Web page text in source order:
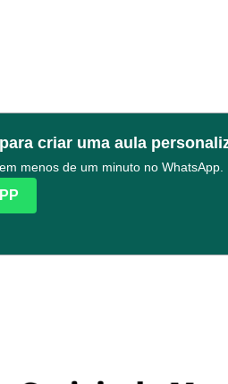
criar uma aula
menos de um minuto no WhatsApp.